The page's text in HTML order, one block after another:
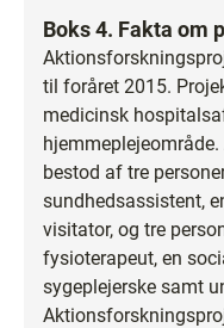
Boks 4. Fakta om
til foråret 2015.
medicinsk
bestod af tre
sundhedsassistent,
visitator, og tre
fysioterapeut, en
sygeplejerske samt